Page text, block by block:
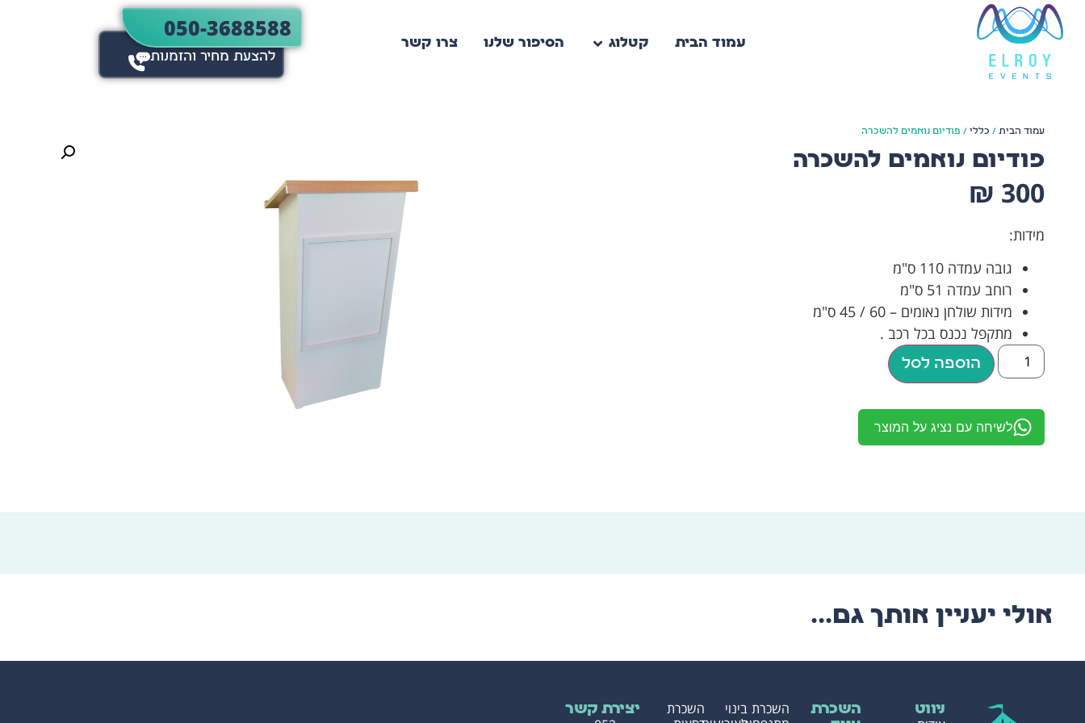
עמוד הבית קטלוג הסיפור שלנו צרו קשר
050-3688588
להצעת מחיר והזמנות​​
עמוד הבית / כללי / פודיום נואמים להשכרה
פודיום נואמים להשכרה
₪ 300
מידות:
גובה עמדה 110 ס"מ
רוחב עמדה 51 ס"מ
מידות שולחן נאומים – 60 / 45 ס"מ
מתקפל נכנס בכל רכב .
הוספה לסל
לשיחה עם נציג על המוצר
אולי יעניין אותך גם...
ניווט
השכרת
השכרת בינוי
השכרת
יצירת קשר